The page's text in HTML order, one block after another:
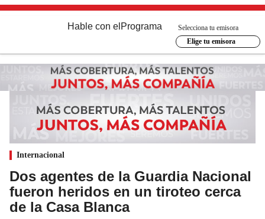
Hable con el Programa
Selecciona tu emisora
Elige tu emisora
Internacional
Dos agentes de la Guardia Nacional
fueron heridos en un tiroteo cerca
de la Casa Blanca